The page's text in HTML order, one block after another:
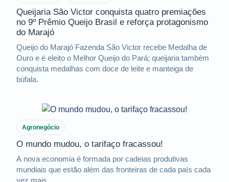
Queijaria São Victor conquista quatro premiações
no 9º Prêmio Queijo Brasil e reforça protagonismo
do Marajó
Queijo do Marajó Fazenda São Victor recebe Medalha de
Ouro e é eleito o Melhor Queijo do Pará; queijaria também
conquista medalhas com doce de leite e manteiga de
búfala.
Agronegócio
O mundo mudou, o tarifaço fracassou!
A nova economia é formada por cadeias produtivas
mundiais que estão além das fronteiras de cada país cada
vez mais.